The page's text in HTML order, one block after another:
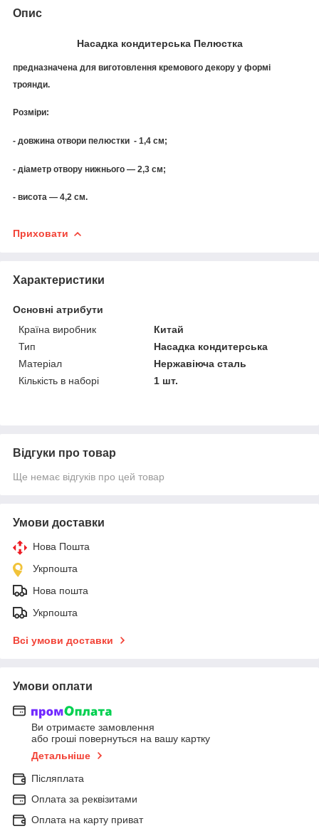
Опис
Насадка кондитерська Пелюстка
предназначена для виготовлення кремового декору у формі
троянди.
Розміри:
- довжина отвори пелюстки - 1,4 см;
- діаметр отвору нижнього — 2,3 см;
- висота — 4,2 см.
Приховати
Характеристики
Основні атрибути
Країна виробник
Китай
Тип
Насадка кондитерська
Матеріал
Нержавіюча сталь
Кількість в наборі
1 шт.
Відгуки про товар
Ще немає відгуків про цей товар
Умови доставки
Нова Пошта
Укрпошта
Нова пошта
Укрпошта
Всі умови доставки
Умови оплати
Ви отримаєте замовлення
або гроші повернуться на вашу картку
Детальніше
Післяплата
Оплата за реквізитами
Оплата на карту приват